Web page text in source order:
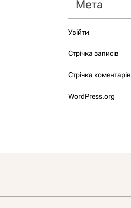
Мета
Увійти
Стрічка записів
Стрічка коментарів
WordPress.org